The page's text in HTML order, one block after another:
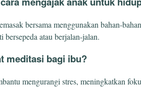
bersama menggunakan bahan-
bersepeda atau berjalan-jalan.
meditasi bagi ibu?
mengurangi stres, meningkatkan